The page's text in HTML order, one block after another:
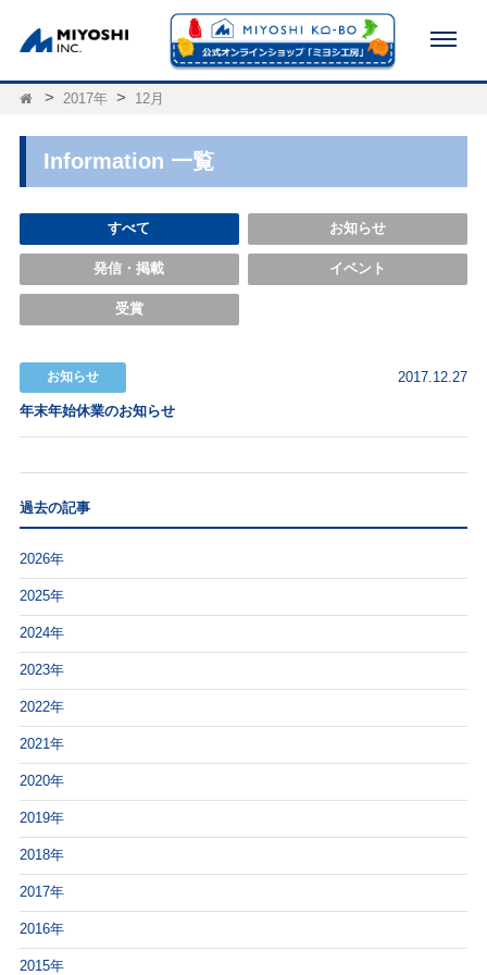
2017年 12月
Information 一覧
すべて お知らせ
発信・掲載 イベント
受賞
お知らせ 2017.12.27
年末年始休業のお知らせ
過去の記事
2026年
2025年
2024年
2023年
2022年
2021年
2020年
2019年
2018年
2017年
2016年
2015年